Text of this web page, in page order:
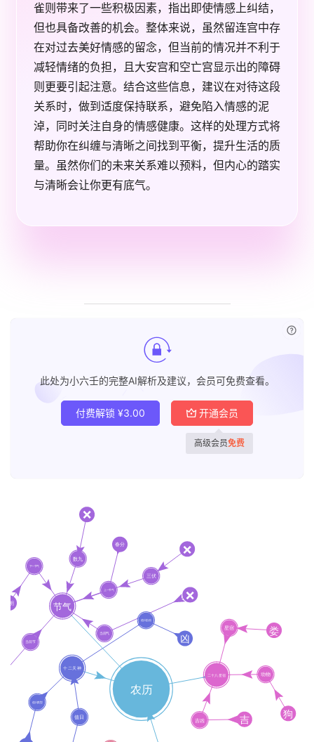
雀则带来了一些积极因素，指出即使情感上纠结，
但也具备改善的机会。整体来说，虽然留连宫中存
在对过去美好情感的留念，但当前的情况并不利于
减轻情绪的负担，且大安宫和空亡宫显示出的障碍
则更要引起注意。结合这些信息，建议在对待这段
关系时，做到适度保持联系，避免陷入情感的泥
淖，同时关注自身的情感健康。这样的处理方式将
帮助你在纠缠与清晰之间找到平衡，提升生活的质
量。虽然你们的未来关系难以预料，但内心的踏实
与清晰会让你更有底气。
此处为小六壬的完整AI解析及建议，会员可免费查看。
付费解锁 ¥3.00 开通会员
高级会员免费